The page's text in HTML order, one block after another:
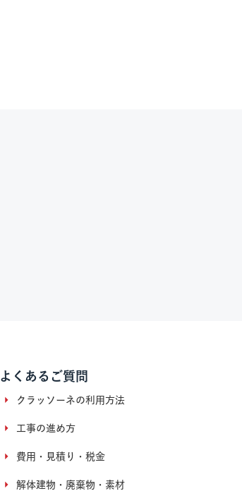
よくあるご質問
クラッソーネの利用方法
工事の進め方
費用・見積り・税金
解体建物・廃棄物・素材